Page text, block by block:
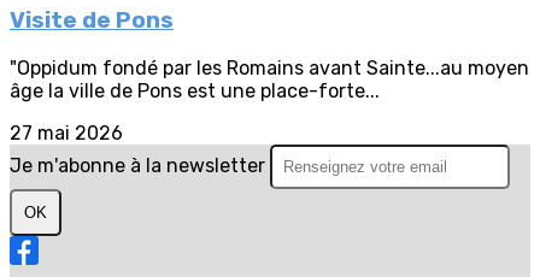
Visite de Pons
"Oppidum fondé par les Romains avant Sainte...au moyen
âge la ville de Pons est une place-forte...
27 mai 2026
Je m'abonne à la newsletter
OK